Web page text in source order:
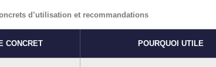
d’utilisation et recommandations
CONCRET POURQUOI UTILE